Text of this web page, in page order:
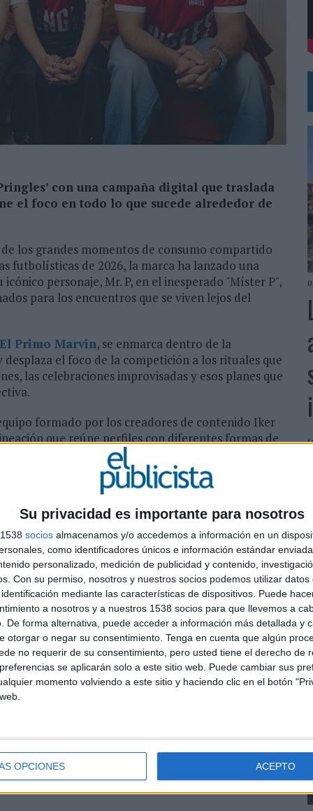
Su privacidad es importante para nosotros
socios almacenamos y/o accedemos a información en un
como identificadores únicos e información estándar
personalizado, medición de publicidad y contenido,
Con su permiso, nosotros y nuestros socios podemos utilizar datos
mediante las características de dispositivos. Puede
a nosotros y a nuestros 1538 socios para que llevemos a
De forma alternativa, puede acceder a información más detallada y
otorgar o negar su consentimiento. Tenga en cuenta que algún
no requerir de su consentimiento, pero usted tiene el derecho de
se aplicarán solo a este sitio web. Puede cambiar sus
momento volviendo a este sitio y haciendo clic en el botón
OPCIONES ACEPTO
REGRESO DEL FÚTBOL
con una campaña digital que traslada
el foco en todo lo que sucede alrededor de
los grandes momentos de consumo compartido
futbolísticas de 2026, la marca ha lanzado una
personaje, Mr. P, en el inesperado "Míster P",
para los encuentros que se viven lejos del
El Primo Marvin, se enmarca dentro de la
desplaza el foco de la competición a los rituales que
las celebraciones improvisadas y esos planes que
formado por los creadores de contenido Iker
que reúne perfiles con diferentes formas de
hasta quienes se suman por el ambiente, el
con los suyos. El objetivo es reflejar la
frente al televisor durante un gran torneo.
un tráiler protagonizado por el Míster P e Iker Ruiz,
y el nuevo aspecto del personaje. A partir de
por los distintos integrantes del equipo,
de los fichajes y las convocatorias
diseñada para la ocasión, que servirá como
a los creadores en los contenidos que se
con el territorio del fútbol desde una perspectiva
la marca reivindica esos pequeños momentos
en los que pasar un bote de Pringles también